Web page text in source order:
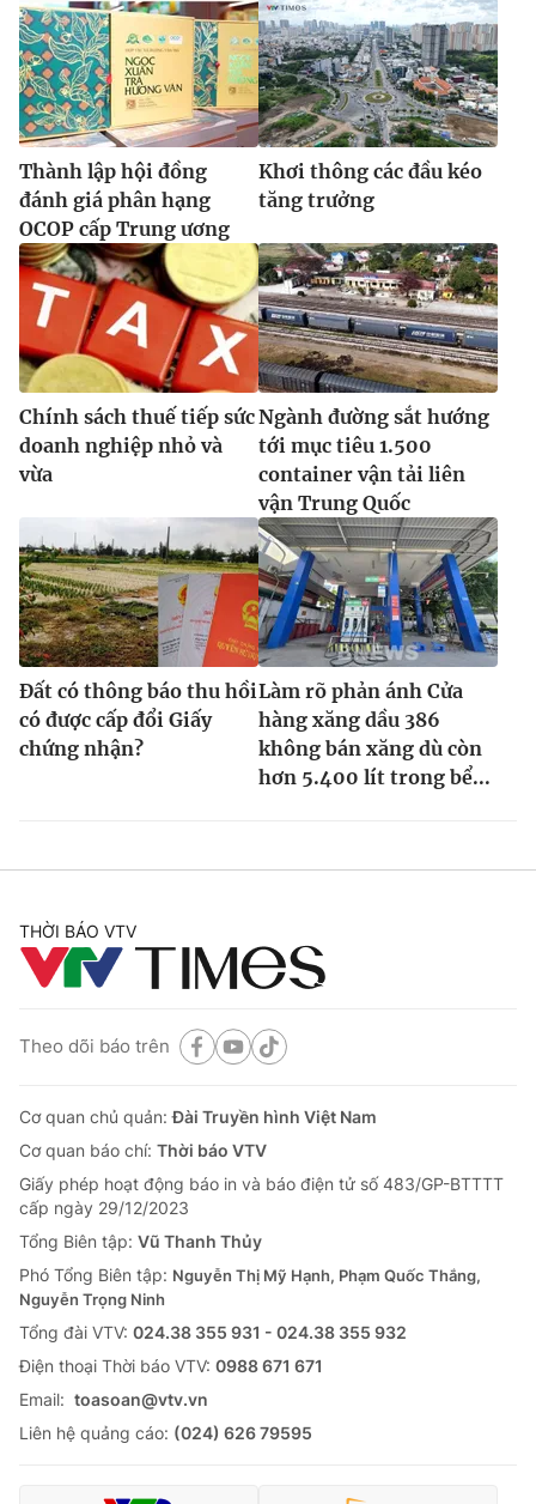
Thành lập hội đồng
đánh giá phân hạng
OCOP cấp Trung ương
Khơi thông các đầu kéo
tăng trưởng
Chính sách thuế tiếp sức
doanh nghiệp nhỏ và
vừa
Ngành đường sắt hướng
tới mục tiêu 1.500
container vận tải liên
vận Trung Quốc
Đất có thông báo thu hồi
có được cấp đổi Giấy
chứng nhận?
Làm rõ phản ánh Cửa
hàng xăng dầu 386
không bán xăng dù còn
hơn 5.400 lít trong bể...
THỜI BÁO VTV
Theo dõi báo trên
Cơ quan chủ quản:Đài Truyền hình Việt Nam
Cơ quan báo chí: Thời báo VTV
Giấy phép hoạt động báo in và báo điện tử số 483/GP-BTTTT
cấp ngày 29/12/2023
Tổng Biên tập: Vũ Thanh Thủy
Phó Tổng Biên tập: Nguyễn Thị Mỹ Hạnh, Phạm Quốc Thắng,
Nguyễn Trọng Ninh
Tổng đài VTV: 024.38 355 931 - 024.38 355 932
Ðiện thoại Thời báo VTV: 0988 671 671
Email: toasoan@vtv.vn
Liên hệ quảng cáo: (024) 626 79595